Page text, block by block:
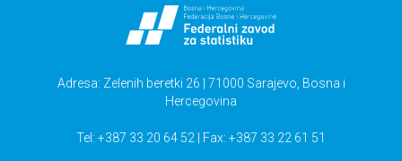
Adresa: Zelenih beretki 26 | 71000 Sarajevo, Bosna i
Hercegovina
Tel: +387 33 20 64 52 | Fax: +387 33 22 61 51